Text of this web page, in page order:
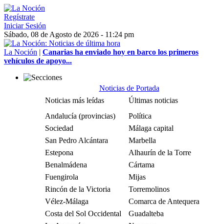
Regístrate
Iniciar Sesión
Sábado, 08 de Agosto de 2026 - 11:24 pm
La Noción | Canarias ha enviado hoy en barco los primeros
vehículos de apoyo...
Noticias de Portada
Noticias más leídas
Últimas noticias
Andalucía (provincias)
Política
Sociedad
Málaga capital
San Pedro Alcántara
Marbella
Estepona
Alhaurín de la Torre
Benalmádena
Cártama
Fuengirola
Mijas
Rincón de la Victoria
Torremolinos
Vélez-Málaga
Comarca de Antequera
Costa del Sol Occidental
Guadalteba